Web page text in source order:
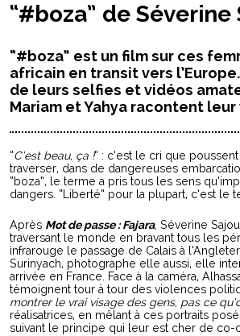
“#boza” de
“#boza” est un film sur ces
africain en transit vers
de leurs selfies et vidéos
Mariam et Yahya racontent
“C’est beau, ça !” : c’est le cri que
traverser, dans de dangereuses
“boza”, le terme a pris tous les sens
dangers. “Liberté” pour la plupart, c’est le
Après Mot de passe : Fajara, Séverine
traversant le monde en bravant tous les
infrarouge le passage de Calais à
Surinyach, photographe elle aussi, elle
arrivée en France. Face à la caméra,
témoignent tour à tour des violences
montrer le vrai visage des gens, pas ce
réalisatrices, en mêlant à ces portraits
suivant le principe qui leur est cher de